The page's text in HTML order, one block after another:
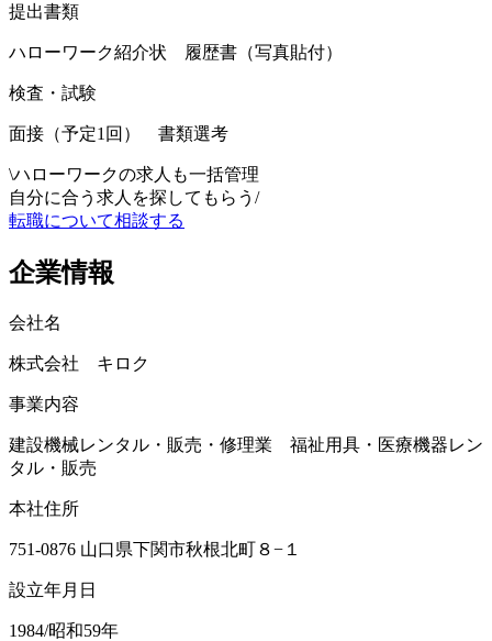
提出書類
ハローワーク紹介状 履歴書（写真貼付）
検査・試験
面接（予定1回） 書類選考
\ハローワークの求人も一括管理
自分に合う求人を探してもらう /
転職について相談する
企業情報
会社名
株式会社 キロク
事業内容
建設機械レンタル・販売・修理業 福祉用具・医療機器レン
タル・販売
本社住所
751-0876 山口県下関市秋根北町８−１
設立年月日
1984/昭和59年